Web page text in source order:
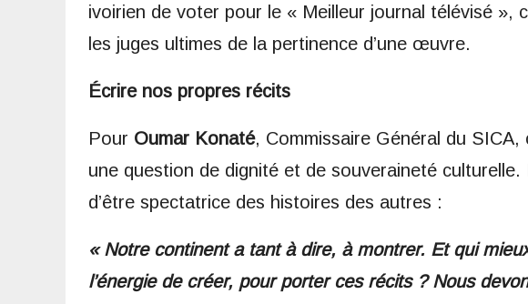
ivoirien de voter pour le « Meilleur journal télévisé »,
les juges ultimes de la pertinence d’une œuvre.
Écrire nos propres récits
​Pour Oumar Konaté, Commissaire Général du SICA,
une question de dignité et de souveraineté culturelle.
d’être spectatrice des histoires des autres :
​« Notre continent a tant à dire, à montrer. Et qui
l’énergie de créer, pour porter ces récits ? Nous